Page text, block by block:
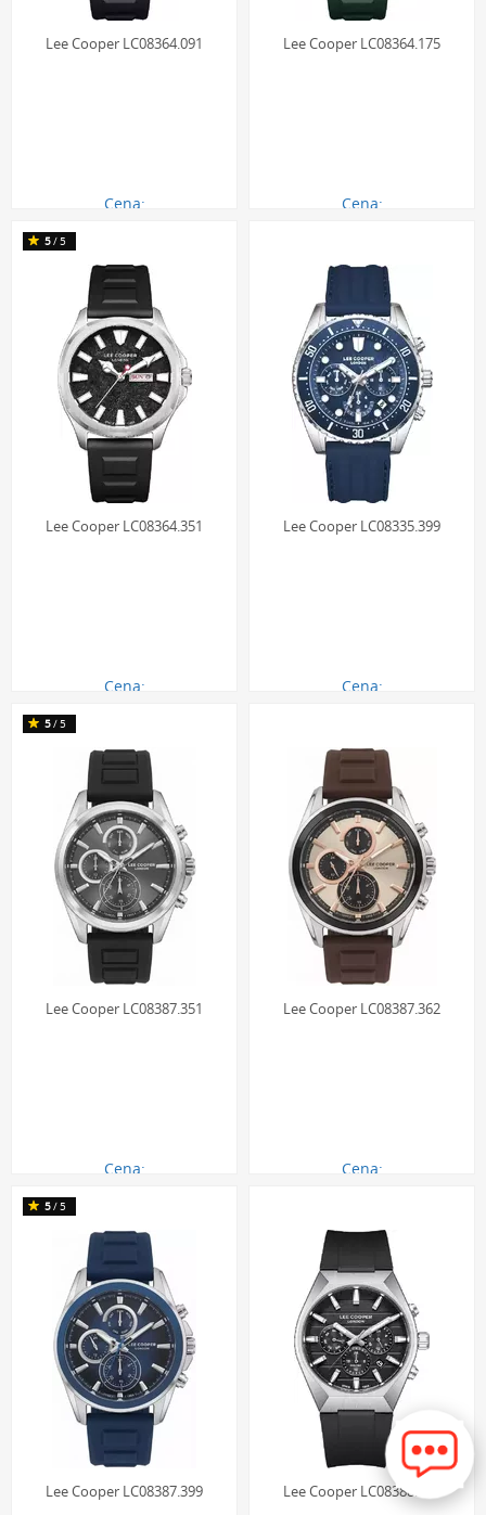
Lee Cooper LC08364.091
Cena:
Lee Cooper LC08364.175
Cena:
Lee Cooper LC08364.351
Cena:
5/5
Lee Cooper LC08335.399
Cena:
Lee Cooper LC08387.351
Cena:
5/5
Lee Cooper LC08387.362
Cena:
Lee Cooper LC08387.399
5/5
Lee Cooper LC08388.351